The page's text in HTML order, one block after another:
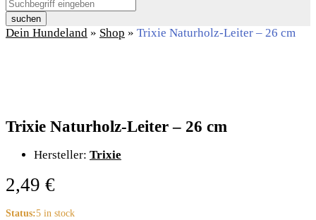
suchen
Dein Hundeland » Shop » Trixie Naturholz-Leiter – 26 cm
Trixie Naturholz-Leiter – 26 cm
Hersteller: Trixie
2,49 €
Status:5 in stock